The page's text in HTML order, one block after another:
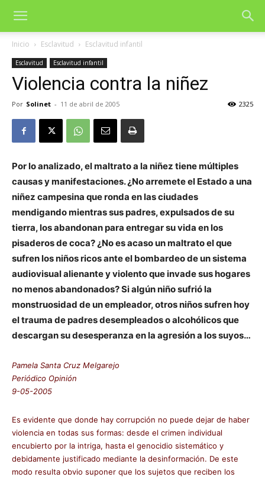
Inicio Esclavitud Esclavitud infantil
Esclavitud Esclavitud infantil
Violencia contra la niñez
Por Solinet - 11 de abril de 2005 2325
Por lo analizado, el maltrato a la niñez tiene múltiples
causas y manifestaciones. ¿No arremete el Estado a una
niñez campesina que ronda en las ciudades
mendigando mientras sus padres, expulsados de su
tierra, los abandonan para entregar su vida en los
pisaderos de coca? ¿No es acaso un maltrato el que
sufren los niños ricos ante el bombardeo de un sistema
audiovisual alienante y violento que invade sus hogares
no menos abandonados? Si algún niño sufrió la
monstruosidad de un empleador, otros niños sufren hoy
el trauma de padres desempleados o alcohólicos que
descargan su desesperanza en la agresión a los suyos…
Pamela Santa Cruz Melgarejo
Periódico Opinión
9-05-2005
Es evidente que donde hay corrupción no puede dejar de haber
violencia en todas sus formas: desde el crimen individual
encubierto por la intriga, hasta el genocidio sistemático y
debidamente justificado mediante la desinformación. De este
modo resulta obvio suponer que los sujetos que reciben los